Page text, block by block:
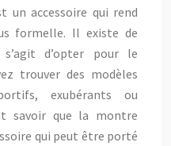
un accessoire qui rend
formelle. Il existe de
d’opter pour le
trouver des modèles
exubérants ou
savoir que la montre
qui peut être porté